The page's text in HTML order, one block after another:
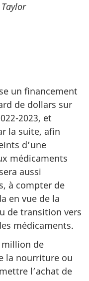
un financement
de dollars sur
2023, et
la suite, afin
d’une
médicaments
aussi
à compter de
en vue de la
de transition vers
médicaments.
million de
la nourriture ou
l’achat de